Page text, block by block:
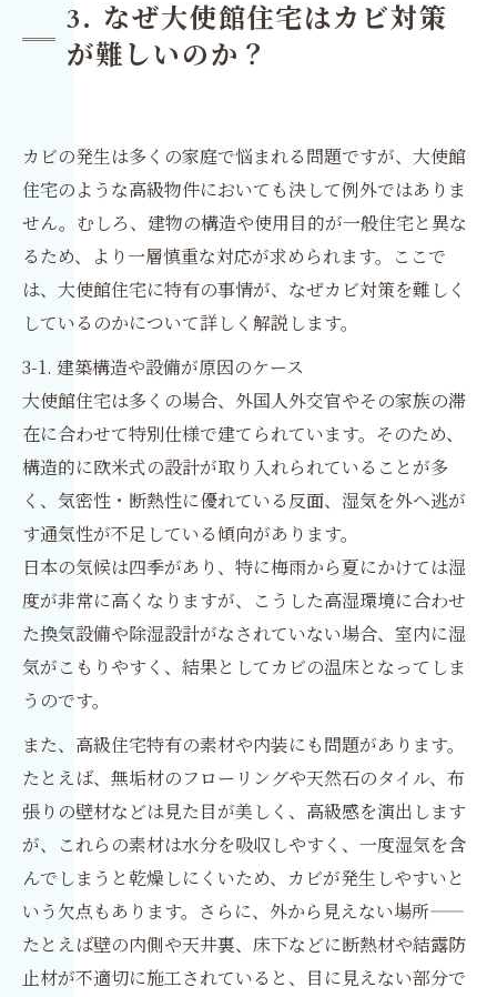
3. なぜ大使館住宅はカビ対策
が難しいのか？
カビの発生は多くの家庭で悩まれる問題ですが、大使館
住宅のような高級物件においても決して例外ではありま
せん。むしろ、建物の構造や使用目的が一般住宅と異な
るため、より一層慎重な対応が求められます。ここで
は、大使館住宅に特有の事情が、なぜカビ対策を難しく
しているのかについて詳しく解説します。
3-1. 建築構造や設備が原因のケース
大使館住宅は多くの場合、外国人外交官やその家族の滞
在に合わせて特別仕様で建てられています。そのため、
構造的に欧米式の設計が取り入れられていることが多
く、気密性・断熱性に優れている反面、湿気を外へ逃が
す通気性が不足している傾向があります。
日本の気候は四季があり、特に梅雨から夏にかけては湿
度が非常に高くなりますが、こうした高湿環境に合わせ
た換気設備や除湿設計がなされていない場合、室内に湿
気がこもりやすく、結果としてカビの温床となってしま
うのです。
また、高級住宅特有の素材や内装にも問題があります。
たとえば、無垢材のフローリングや天然石のタイル、布
張りの壁材などは見た目が美しく、高級感を演出します
が、これらの素材は水分を吸収しやすく、一度湿気を含
んでしまうと乾燥しにくいため、カビが発生しやすいと
いう欠点もあります。さらに、外から見えない場所——
たとえば壁の内側や天井裏、床下などに断熱材や結露防
止材が不適切に施工されていると、目に見えない部分で